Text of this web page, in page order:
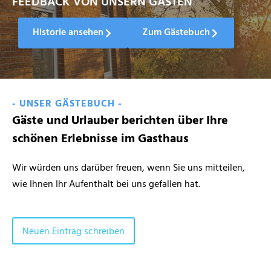
Historie ansehen Zum Gästebuch
- UNSER GÄSTEBUCH -
Gäste und Urlauber berichten über Ihre
schönen Erlebnisse im Gasthaus
Wir würden uns darüber freuen, wenn Sie uns mitteilen,
wie Ihnen Ihr Aufenthalt bei uns gefallen hat.